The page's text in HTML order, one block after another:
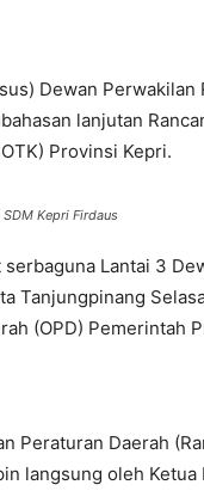
Dewan Perwakilan
lanjutan
Provinsi Kepri.
Kepri Firdaus
Lantai 3
Tanjungpinang
(OPD) Pemerintah
Peraturan Daerah
langsung oleh Ketua